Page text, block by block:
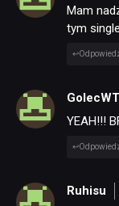
Mam
tym
YEAH!!!
Ruhisu